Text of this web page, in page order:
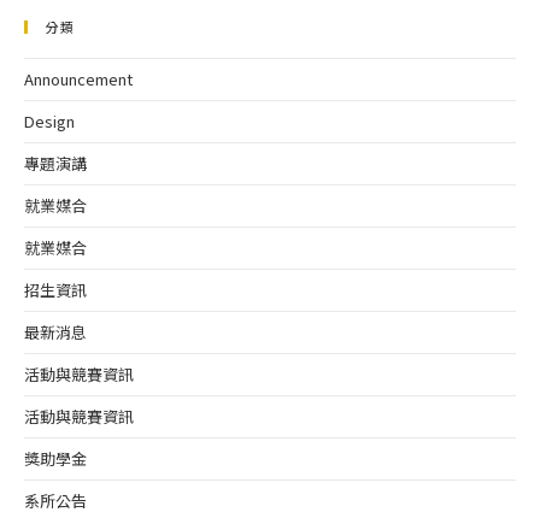
分類
Announcement
Design
專題演講
就業媒合
就業媒合
招生資訊
最新消息
活動與競賽資訊
活動與競賽資訊
獎助學金
系所公告